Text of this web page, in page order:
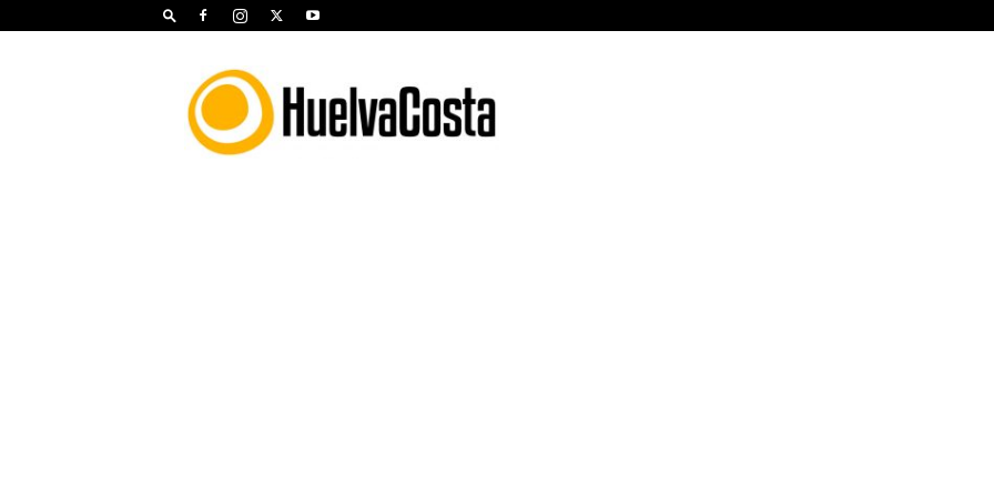
Huelva
Costa